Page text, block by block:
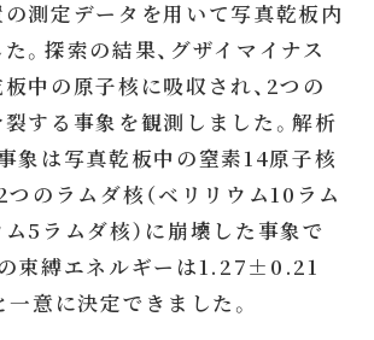
測定データを用いて写真乾板内
。探索の結果、グザイマイナス
中の原子核に吸収され、2つの
する事象を観測しました。解析
象は写真乾板中の窒素14原子核
つのラムダ核（ベリリウム10ラム
5ラムダ核）に崩壊した事象で
の束縛エネルギーは1.27±0.21
意に決定できました。